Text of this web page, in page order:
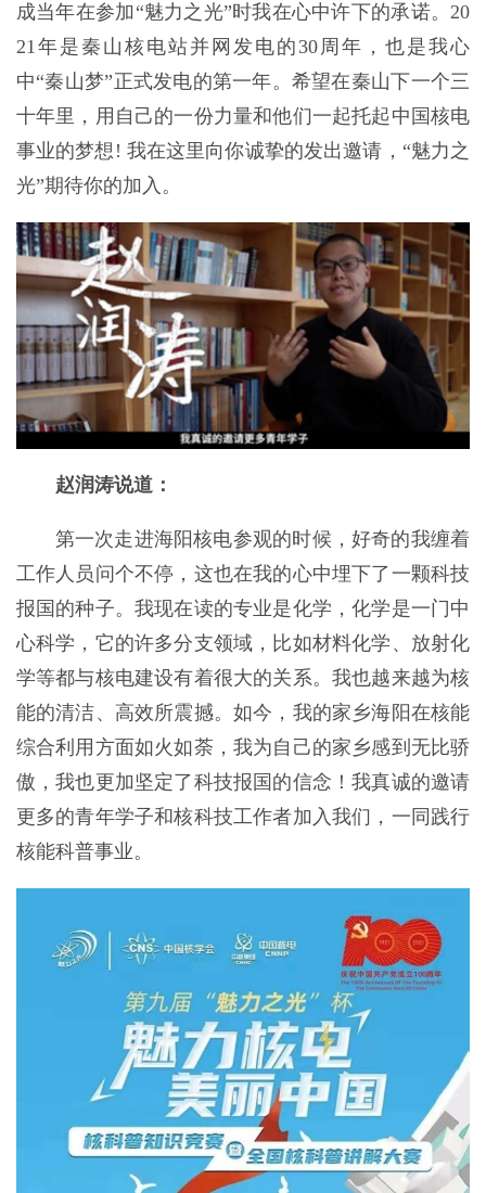
成当年在参加“魅力之光”时我在心中许下的承诺。20
21年是秦山核电站并网发电的30周年，也是我心
中“秦山梦”正式发电的第一年。希望在秦山下一个三
十年里，用自己的一份力量和他们一起托起中国核电
事业的梦想! 我在这里向你诚挚的发出邀请，“魅力之
光”期待你的加入。
赵润涛说道：
第一次走进海阳核电参观的时候，好奇的我缠着
工作人员问个不停，这也在我的心中埋下了一颗科技
报国的种子。我现在读的专业是化学，化学是一门中
心科学，它的许多分支领域，比如材料化学、放射化
学等都与核电建设有着很大的关系。我也越来越为核
能的清洁、高效所震撼。如今，我的家乡海阳在核能
综合利用方面如火如荼，我为自己的家乡感到无比骄
傲，我也更加坚定了科技报国的信念！我真诚的邀请
更多的青年学子和核科技工作者加入我们，一同践行
核能科普事业。